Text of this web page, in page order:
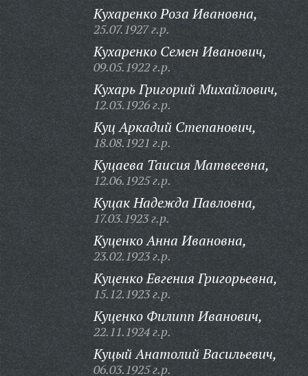
Кухаренко Роза Ивановна,
25.07.1927 г.р.
Кухаренко Семен Иванович,
09.05.1922 г.р.
Кухарь Григорий Михайлович,
12.03.1926 г.р.
Куц Аркадий Степанович,
18.08.1921 г.р.
Куцаева Таисия Матвеевна,
12.06.1925 г.р.
Куцак Надежда Павловна,
17.03.1923 г.р.
Куценко Анна Ивановна,
23.02.1923 г.р.
Куценко Евгения Григорьевна,
15.12.1923 г.р.
Куценко Филипп Иванович,
22.11.1924 г.р.
Куцый Анатолий Васильевич,
06.03.1925 г.р.